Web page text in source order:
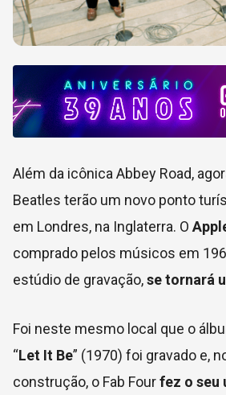
Além da icônica Abbey Road,
Beatles terão um novo ponto
em Londres, na Inglaterra. O
comprado pelos músicos em
estúdio de gravação,se tornará
Foi neste mesmo local que o
“Let It Be” (1970) foi gravado e,
construção, o Fab Fourfez o seu